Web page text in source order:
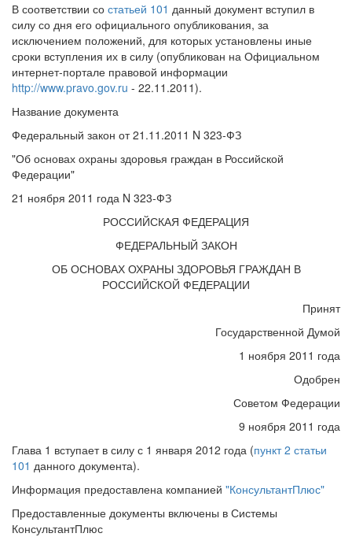
В соответствии со статьей 101 данный документ вступил в
силу со дня его официального опубликования, за
исключением положений, для которых установлены иные
сроки вступления их в силу (опубликован на Официальном
интернет-портале правовой информации
http://www.pravo.gov.ru - 22.11.2011).
Название документа
Федеральный закон от 21.11.2011 N 323-ФЗ
"Об основах охраны здоровья граждан в Российской
Федерации"
21 ноября 2011 года N 323-ФЗ
РОССИЙСКАЯ ФЕДЕРАЦИЯ
ФЕДЕРАЛЬНЫЙ ЗАКОН
ОБ ОСНОВАХ ОХРАНЫ ЗДОРОВЬЯ ГРАЖДАН В
РОССИЙСКОЙ ФЕДЕРАЦИИ
Принят
Государственной Думой
1 ноября 2011 года
Одобрен
Советом Федерации
9 ноября 2011 года
Глава 1 вступает в силу с 1 января 2012 года (пункт 2 статьи
101 данного документа).
Информация предоставлена компанией "КонсультантПлюс"
Предоставленные документы включены в Системы
КонсультантПлюс